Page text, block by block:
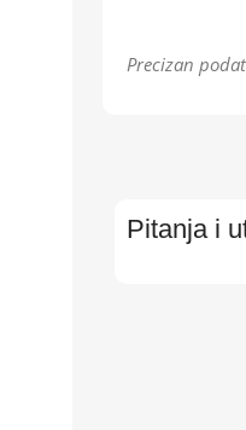
Precizan
Pitanja i